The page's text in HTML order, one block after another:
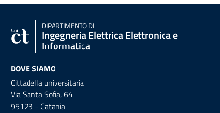
DIPARTIMENTO DI
Ingegneria Elettrica Elettronica e
Informatica
DOVE SIAMO
Cittadella universitaria
Via Santa Sofia, 64
95123 - Catania